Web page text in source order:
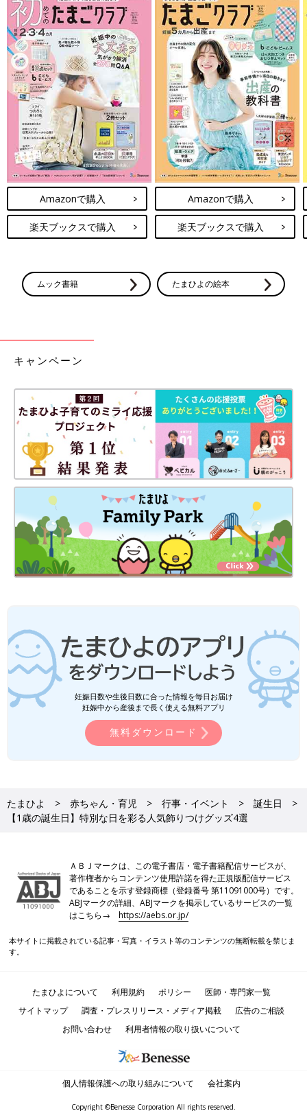
Amazonで購入
楽天ブックスで購入
Amazonで購入
楽天ブックスで購入
ムック書籍 たまひよの絵本
キャンペーン
妊娠日数や生後日数に合った情報を毎日お届け
妊娠中から産後まで長く使える無料アプリ
無料ダウンロード
たまひよ 赤ちゃん・育児 行事・イベント
誕生日
【1歳の誕生日】特別な日を彩る人気飾りつけグッズ4選
ＡＢＪマークは、この電子書店・電子書籍配信サービスが、
著作権者からコンテンツ使用許諾を得た正規版配信サービス
であることを示す登録商標（登録番号 第11091000号）です。
ABJマークの詳細、ABJマークを掲示しているサービスの一覧
はこちら→https://aebs.or.jp/
本サイトに掲載されている記事・写真・イラスト等のコンテンツの無断転載を禁じま
す。
たまひよについて 利用規約 ポリシー
医師・専門家一覧
サイトマップ
調査・プレスリリース・メディア掲載
広告のご相談
お問い合わせ
利用者情報の取り扱いについて
個人情報保護への取り組みについて 会社案内
Copyright ©Benesse Corporation All rights reserved.